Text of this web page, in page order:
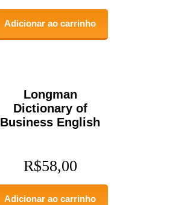
Adicionar ao carrinho
Longman
Dictionary of
Business English
R$58,00
Adicionar ao carrinho